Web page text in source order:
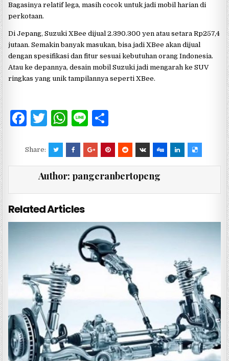
Bagasinya relatif lega, masih cocok untuk jadi mobil harian di
perkotaan.
Di Jepang, Suzuki XBee dijual 2.390.300 yen atau setara Rp257,4
jutaan. Semakin banyak masukan, bisa jadi XBee akan dijual
dengan spesifikasi dan fitur sesuai kebutuhan orang Indonesia.
Atau ke depannya, desain mobil Suzuki jadi mengarah ke SUV
ringkas yang unik tampilannya seperti XBee.
F
c
e
o
o
k
T
it
te
r
W
at
s
A
p
p
Li
e
ar
e
Share:
Author: pangeranbertopeng
Related Articles